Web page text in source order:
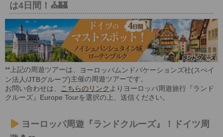
は4日間！⛪🏰
**上記の周遊ツアーは、
ヨーロッパムンドバケーションズ社(スぺイ
ン法人/JTBグループ)主催の周遊ツアーです。
お問い合わせは、
こちらのリンク よりヨーロッパ周遊旅行『ランド
クルーズ』Europe Tourを選択の上、送信ください。
ヨーロッパ周遊『ランドクルーズ』！ドイツ周